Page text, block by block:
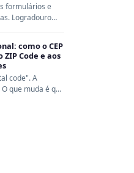
formulários e
Logradouro
como o CEP
Code e aos
code". A
que muda é que